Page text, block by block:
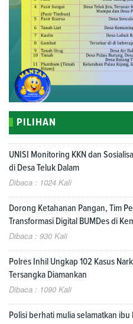
PILIHAN
UNISI Monitoring KKN dan
di Desa Teluk Dalam
Dibaca : 1024 Kali
Dorong Ketahanan Pangan, Tim
Transformasi Digital BUMDes di
Dibaca : 930 Kali
Polres Inhil Ungkap 102 Kasus
Tersangka Diamankan
Dibaca : 1090 Kali
Polisi berhati mulia selamatkan